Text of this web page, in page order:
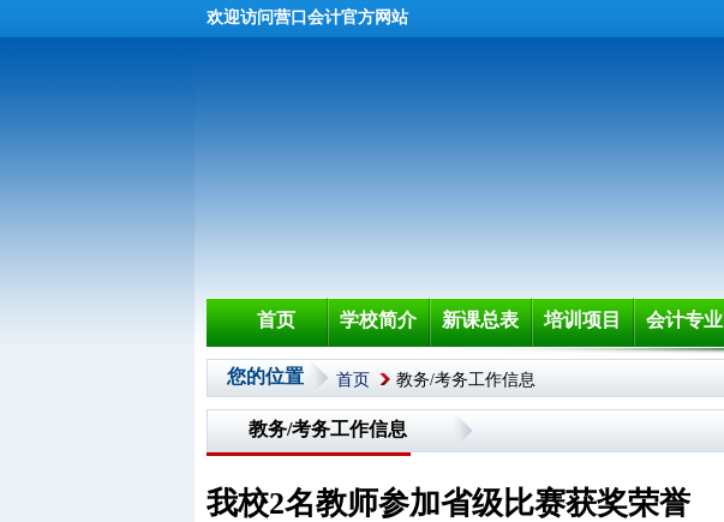
欢迎访问营口会计官方网站
首页 学校简介 新课总表 培训项目 会计专业
您的位置 首页 教务/考务工作信息
教务/考务工作信息
我校2名教师参加省级比赛获奖荣誉